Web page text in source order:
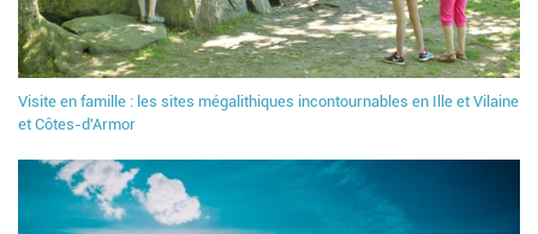
Visite en famille : les sites mégalithiques incontournables en Ille et Vilaine
et Côtes-d'Armor